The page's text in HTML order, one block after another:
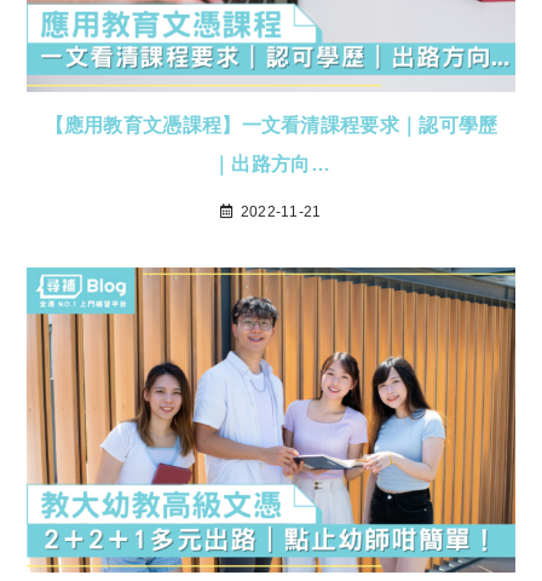
【應用教育文憑課程】一文看清課程要求｜認可學歷
｜出路方向…
2022-11-21